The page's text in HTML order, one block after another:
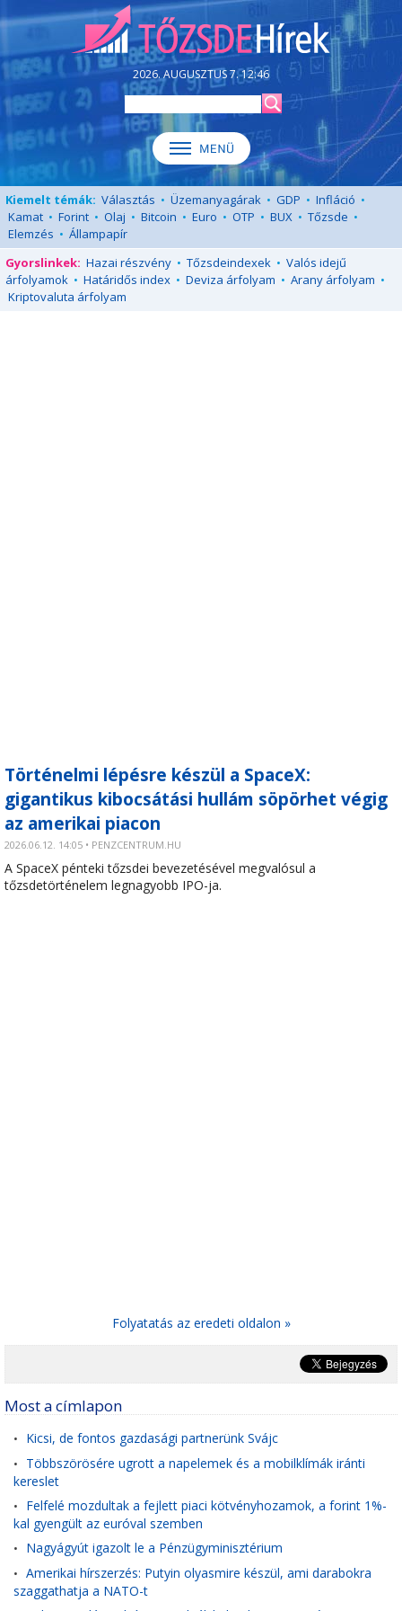
2026. AUGUSZTUS 7. 12:46
Kiemelt témák: Választás • Üzemanyagárak • GDP • Infláció •
Kamat • Forint • Olaj • Bitcoin • Euro • OTP • BUX • Tőzsde •
Elemzés • Állampapír
Gyorslinkek: Hazai részvény • Tőzsdeindexek • Valós idejű
árfolyamok • Határidős index • Deviza árfolyam • Arany árfolyam •
Kriptovaluta árfolyam
Történelmi lépésre készül a SpaceX:
gigantikus kibocsátási hullám söpörhet végig
az amerikai piacon
2026.06.12. 14:05 • PENZCENTRUM.HU
A SpaceX pénteki tőzsdei bevezetésével megvalósul a
tőzsdetörténelem legnagyobb IPO-ja.
Folyatatás az eredeti oldalon »
Most a címlapon
• Kicsi, de fontos gazdasági partnerünk Svájc
• Többszörösére ugrott a napelemek és a mobilklímák iránti
kereslet
• Felfelé mozdultak a fejlett piaci kötvényhozamok, a forint 1%-
kal gyengült az euróval szemben
• Nagyágyút igazolt le a Pénzügyminisztérium
• Amerikai hírszerzés: Putyin olyasmire készül, ami darabokra
szaggathatja a NATO-t